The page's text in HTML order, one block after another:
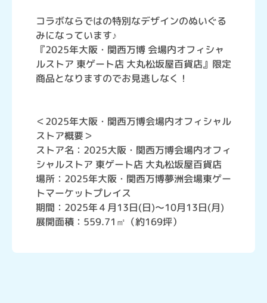
コラボならではの特別なデザインのぬいぐる
みになっています♪
『2025年大阪・関西万博 会場内オフィシャ
ルストア 東ゲート店 大丸松坂屋百貨店』限定
商品となりますのでお見逃しなく！
＜2025年大阪・関西万博会場内オフィシャル
ストア概要＞
ストア名：2025大阪・関西万博会場内オフィ
シャルストア 東ゲート店 大丸松坂屋百貨店
場所：2025年大阪・関西万博夢洲会場東ゲー
トマーケットプレイス
期間：2025年４月13日(日)～10月13日(月)
展開面積：559.71㎡（約169坪）